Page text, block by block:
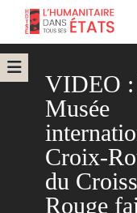
VIDEO
Musée
Croix-
du
Rouge